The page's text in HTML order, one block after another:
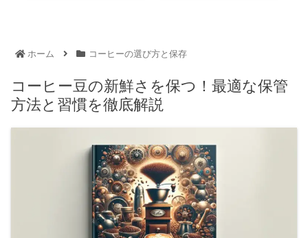
ホーム コーヒーの選び方と保存
コーヒー豆の新鮮さを保つ！最適な保管
方法と習慣を徹底解説